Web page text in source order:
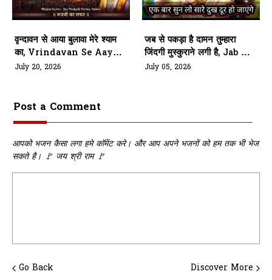
वृन्दावन से आया बुलावा मेरे श्याम
का, Vrindavan Se Aaya
Bulawa Mere Shyam Ka
July 20, 2026
जब से पकड़ा है दामन तुम्हारा
जिंदगी मुस्कुराने लगी है, Jab Se
Pakda Hai Daman
July 05, 2026
Post a Comment
आपको भजन कैसा लगा हमे कॉमेंट करे। और आप अपने भजनों को हम तक भी भेज
सकते है। 🚩 जय श्री राम 🚩
Go Back Discover More